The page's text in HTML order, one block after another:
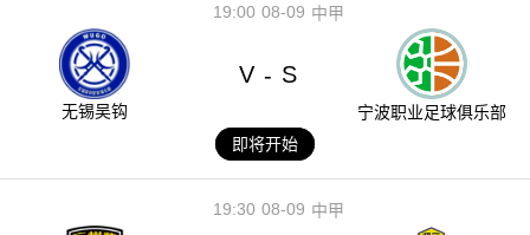
08-09
19:00 中甲
无锡吴钩
V - S
宁波职业足球俱乐部
即将开始
08-09
19:30 中甲